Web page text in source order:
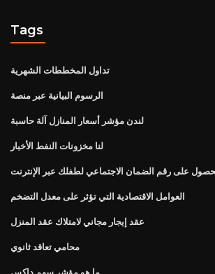
Tags
تداول المخططات الشهرية
الرسوم البيانية عبر منصة
لندن مؤشر أسعار المنازل آلة حاسبة
لنا مخزونات النفط الأخبار
على رقم الضمان الاجتماعي لطفلك عبر الإنترنت
العوامل الاقتصادية التي تؤثر على معدل التضخم
عقد إيجار مجاني لامتلاك عقد المنزل
محامي تعاقد ثانوي